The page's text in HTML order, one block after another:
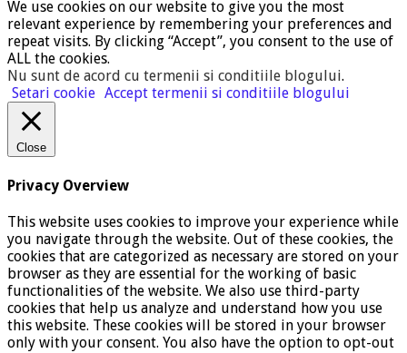
We use cookies on our website to give you the most
relevant experience by remembering your preferences and
repeat visits. By clicking “Accept”, you consent to the use of
ALL the cookies.
Nu sunt de acord cu termenii si conditiile blogului.
Setari cookie Accept termenii si conditiile blogului
Close
Privacy Overview
This website uses cookies to improve your experience while
you navigate through the website. Out of these cookies, the
cookies that are categorized as necessary are stored on your
browser as they are essential for the working of basic
functionalities of the website. We also use third-party
cookies that help us analyze and understand how you use
this website. These cookies will be stored in your browser
only with your consent. You also have the option to opt-out